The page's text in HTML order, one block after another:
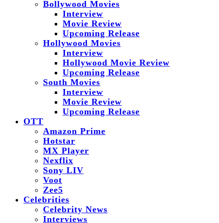
Bollywood Movies
Interview
Movie Review
Upcoming Release
Hollywood Movies
Interview
Hollywood Movie Review
Upcoming Release
South Movies
Interview
Movie Review
Upcoming Release
OTT
Amazon Prime
Hotstar
MX Player
Nexflix
Sony LIV
Voot
Zee5
Celebrities
Celebrity News
Interviews